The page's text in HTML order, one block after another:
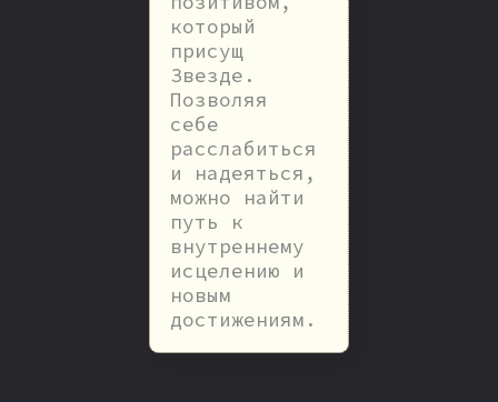
который
присущ
Звезде.
Позволяя
себе
расслабиться
и надеяться,
можно найти
путь к
внутреннему
исцелению и
новым
достижениям.